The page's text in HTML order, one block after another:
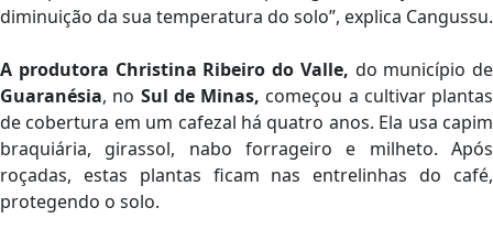
diminuição da sua temperatura do solo”, explica Cangussu.
A produtora Christina Ribeiro do Valle, do município de
Guaranésia, no Sul de Minas, começou a cultivar plantas
de cobertura em um cafezal há quatro anos. Ela usa capim
braquiária, girassol, nabo forrageiro e milheto. Após
roçadas, estas plantas ficam nas entrelinhas do café,
protegendo o solo.